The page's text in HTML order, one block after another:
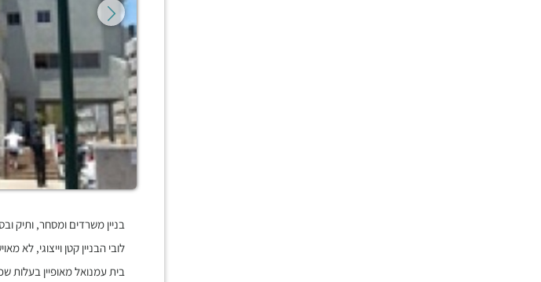
בניין משרדים ומסחר, ותיק
לובי הבניין קטן וייצוגי, לא
בית עמנואל מאופיין בעלות